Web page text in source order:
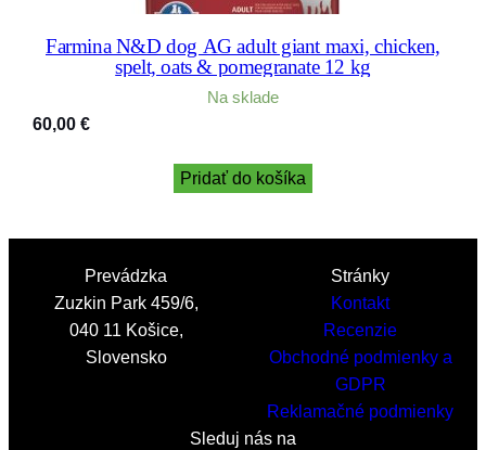
Farmina N&D dog AG adult giant maxi, chicken,
spelt, oats & pomegranate 12 kg
Na sklade
60,00 €
Pridať do košíka
Prevádzka
Zuzkin Park 459/6,
040 11 Košice,
Slovensko
Stránky
Kontakt
Recenzie
Obchodné podmienky a
GDPR
Reklamačné podmienky
Sleduj nás na